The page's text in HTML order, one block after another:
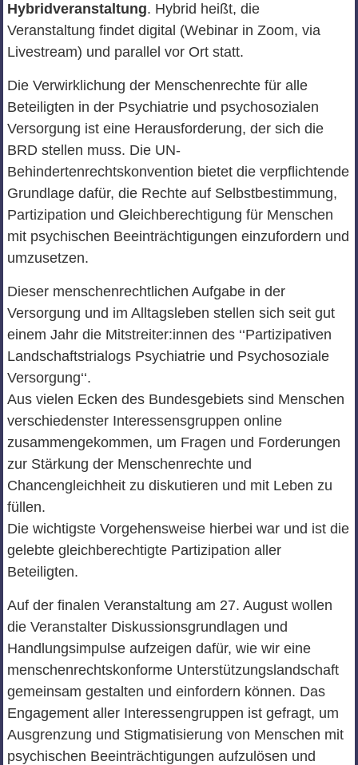
Hybridveranstaltung. Hybrid heißt, die
Veranstaltung findet digital (Webinar in Zoom, via
Livestream) und parallel vor Ort statt.
Die Verwirklichung der Menschenrechte für alle
Beteiligten in der Psychiatrie und psychosozialen
Versorgung ist eine Herausforderung, der sich die
BRD stellen muss. Die UN-
Behindertenrechtskonvention bietet die verpflichtende
Grundlage dafür, die Rechte auf Selbstbestimmung,
Partizipation und Gleichberechtigung für Menschen
mit psychischen Beeinträchtigungen einzufordern und
umzusetzen.
Dieser menschenrechtlichen Aufgabe in der
Versorgung und im Alltagsleben stellen sich seit gut
einem Jahr die Mitstreiter:innen des ‘‘Partizipativen
Landschaftstrialogs Psychiatrie und Psychosoziale
Versorgung‘‘.
Aus vielen Ecken des Bundesgebiets sind Menschen
verschiedenster Interessensgruppen online
zusammengekommen, um Fragen und Forderungen
zur Stärkung der Menschenrechte und
Chancengleichheit zu diskutieren und mit Leben zu
füllen.
Die wichtigste Vorgehensweise hierbei war und ist die
gelebte gleichberechtigte Partizipation aller
Beteiligten.
Auf der finalen Veranstaltung am 27. August wollen
die Veranstalter Diskussionsgrundlagen und
Handlungsimpulse aufzeigen dafür, wie wir eine
menschenrechtskonforme Unterstützungslandschaft
gemeinsam gestalten und einfordern können. Das
Engagement aller Interessengruppen ist gefragt, um
Ausgrenzung und Stigmatisierung von Menschen mit
psychischen Beeinträchtigungen aufzulösen und